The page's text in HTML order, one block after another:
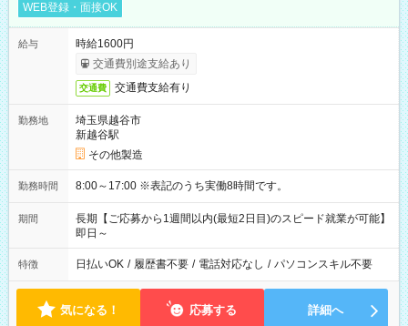
WEB登録・面接OK
給与
時給1600円
交通費別途支給あり
交通費 交通費支給有り
勤務地
埼玉県越谷市
新越谷駅
その他製造
勤務時間 8:00～17:00 ※表記のうち実働8時間です。
期間
長期【ご応募から1週間以内(最短2日目)のスピード就業が可能】
即日～
特徴 日払いOK / 履歴書不要 / 電話対応なし / パソコンスキル不要
気になる！ 応募する 詳細へ